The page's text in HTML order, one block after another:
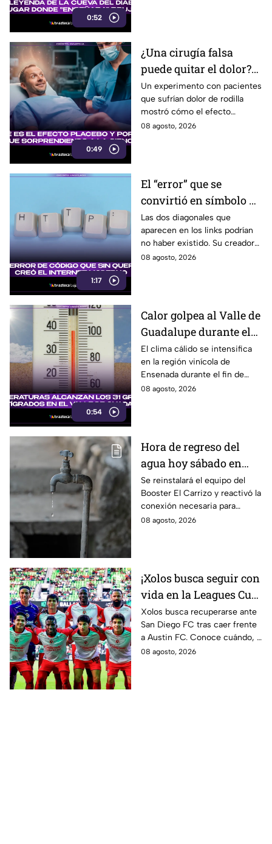
0:52
0:49
¿Una cirugía falsa
puede quitar el dolor?
El sorprendente
experimento que reveló
el poder del placebo
Un experimento con pacientes
que sufrían dolor de rodilla
mostró cómo el efecto
placebo puede provocar
08 agosto, 2026
1:17
El “error” que se
convirtió en símbolo de
internet: así llegaron
las dos diagonales de
cada link
Las dos diagonales que
aparecen en los links podrían
no haber existido. Su creador
reconoció que fueron
08 agosto, 2026
0:54
Calor golpea al Valle de
Guadalupe durante el
fin de semana 🥵
El clima cálido se intensifica
en la región vinícola de
Ensenada durante el fin de
semana. Toma precauciones
08 agosto, 2026
Hora de regreso del
agua hoy sábado en
Tijuana tras el corte de
las 150 colonias
Se reinstalará el equipo del
Booster El Carrizo y reactivó la
conexión necesaria para
normalizar el agua en Tijuana
08 agosto, 2026
¡Xolos busca seguir con
vida en la Leagues Cup!
Así será su duelo ante
San Diego FC
Xolos busca recuperarse ante
San Diego FC tras caer frente
a Austin FC. Conoce cuándo, a
qué hora y dónde ver el partido
08 agosto, 2026